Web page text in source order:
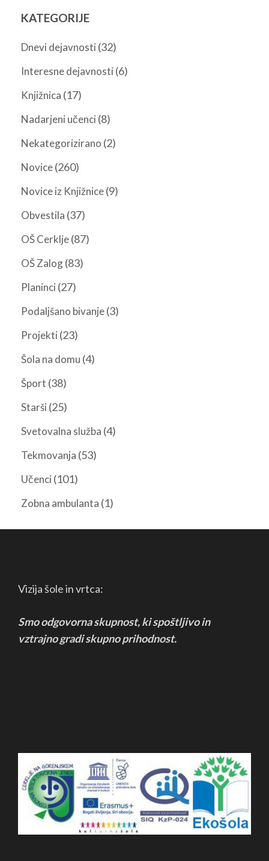
KATEGORIJE
Dnevi dejavnosti (32)
Interesne dejavnosti (6)
Knjižnica (17)
Nadarjeni učenci (8)
Nekategorizirano (2)
Novice(260)
Novice iz Knjižnice(9)
Obvestila (37)
OŠ Cerklje(87)
OŠ Zalog(83)
Planinci (27)
Podaljšano bivanje(3)
Projekti (23)
Šola na domu (4)
Šport (38)
Starši (25)
Svetovalna služba (4)
Tekmovanja (53)
Učenci (101)
Zobna ambulanta (1)
Vizija šole in vrtca:
Smo odgovorna skupnost, ki spoštljivo in
vztrajnogradi skupno prihodnost.